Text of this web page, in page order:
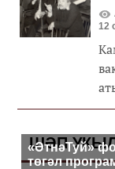
12
ШӘП
«ӘтнәТуй»
төгәл